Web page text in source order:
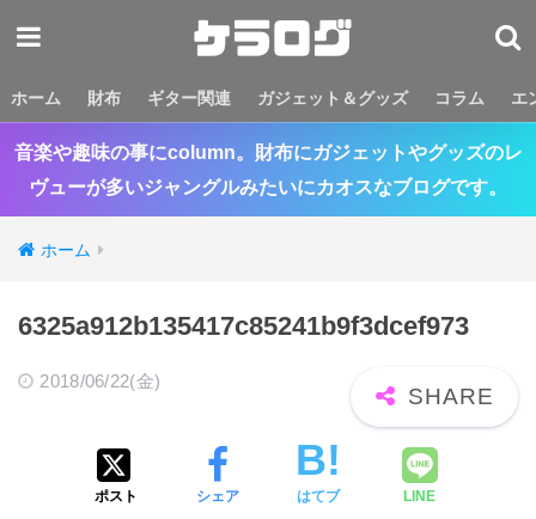
ホーム 財布 ギター関連 ガジェット＆グッズ コラム エ
音楽や趣味の事にcolumn。財布にガジェットやグッズのレ
ヴューが多いジャングルみたいにカオスなブログです。
ホーム
6325a912b135417c85241b9f3dcef973
2018/06/22(金)
ポスト シェア はてブ LINE